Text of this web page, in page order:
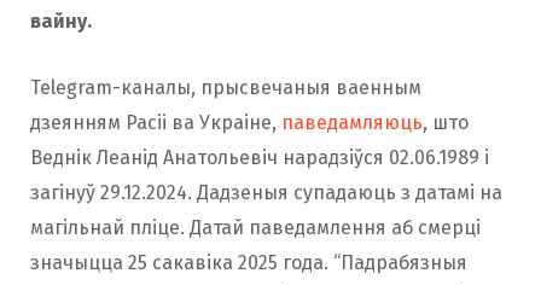
вайну.
Telegram-каналы, прысвечаныя ваенным
дзеянням Расіі ва Украіне, паведамляюць, што
Веднік Леанід Анатольевіч нарадзіўся 02.06.1989 і
загінуў 29.12.2024. Дадзеныя супадаюць з датамі на
магільнай пліце. Датай паведамлення аб смерці
значыцца 25 сакавіка 2025 года. “Падрабязныя